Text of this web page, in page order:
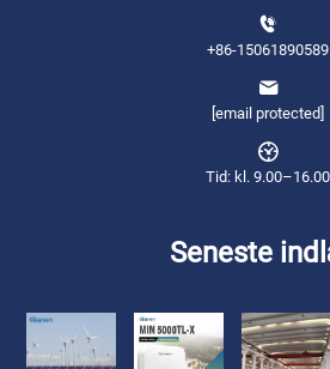
+86-15061890589
[email protected]
Tid: kl. 9.00–16.00
Seneste